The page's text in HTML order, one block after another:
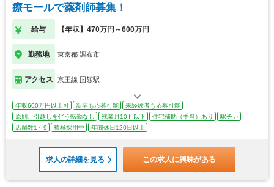
療モールで薬剤師募集！
給与 【年収】470万円～600万円
勤務地 東京都 調布市
アクセス 京王線 国領駅
年収600万円以上可 新卒も応募可能
未経験者も応募可能
原則、引越しを伴う転勤なし
残業月10ｈ以下 住宅補助（手当）あり
駅チカ
店舗数1～9
積極採用中 年間休日120日以上
求人の詳細を見る この求人に興味がある